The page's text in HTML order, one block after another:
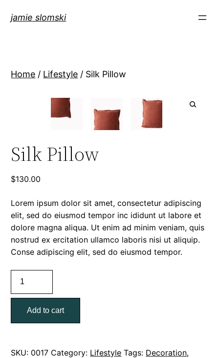
jamie slomski
Home / Lifestyle / Silk Pillow
Silk Pillow
$130.00
Lorem ipsum dolor sit amet, consectetur adipiscing
elit, sed do eiusmod tempor inc ididunt ut labore et
dolore magna aliqua. Ut enim ad minim veniam, quis
nostrud ex ercitation ullamco laboris nisi ut aliquip.
Conse adipiscing elit, sed do eiusmod tempor.
Add to cart
SKU: 0017 Category: Lifestyle Tags: Decoration,